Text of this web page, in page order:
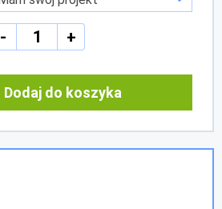
- +
Dodaj do koszyka